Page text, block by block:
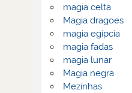
magia celta
Magia dragoes
magia egipcia
magia fadas
magia lunar
Magia negra
Mezinhas